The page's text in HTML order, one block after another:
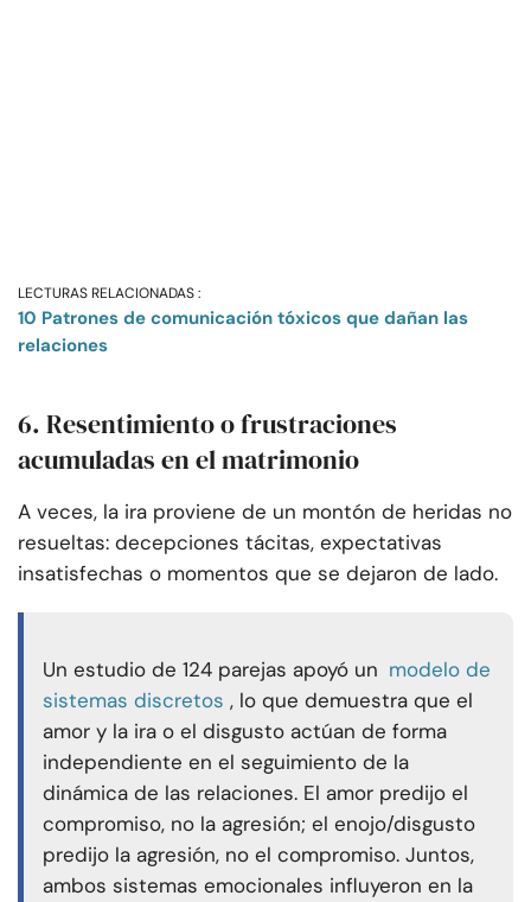
LECTURAS RELACIONADAS :
10 Patrones de comunicación tóxicos que dañan las
relaciones
6. Resentimiento o frustraciones
acumuladas en el matrimonio
A veces, la ira proviene de un montón de heridas no
resueltas: decepciones tácitas, expectativas
insatisfechas o momentos que se dejaron de lado.
Un estudio de 124 parejas apoyó un modelo de
sistemas discretos , lo que demuestra que el
amor y la ira o el disgusto actúan de forma
independiente en el seguimiento de la
dinámica de las relaciones. El amor predijo el
compromiso, no la agresión; el enojo/disgusto
predijo la agresión, no el compromiso. Juntos,
ambos sistemas emocionales influyeron en la